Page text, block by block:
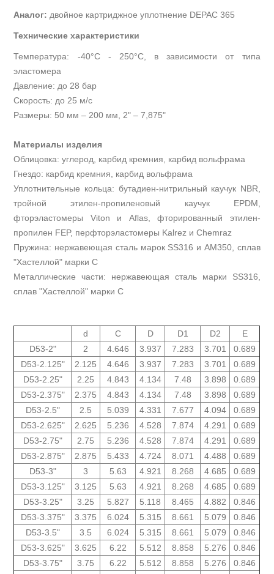
Аналог: двойное картриджное уплотнение DEPAC 365
Технические характеристики
Температура: -40°С - 250°С, в зависимости от типа
эластомера
Давление: до 28 бар
Скорость: до 25 м/с
Размеры: 50 мм – 200 мм, 2" – 7,875"
Материалы изделия
Облицовка: углерод, карбид кремния, карбид вольфрама
Гнездо: карбид кремния, карбид вольфрама
Уплотнительные кольца: бутадиен-нитрильный каучук NBR,
тройной этилен-пропиленовый каучук EPDM,
фторэластомеры Viton и Aflas, фторированный этилен-
пропилен FEP, перфторэластомеры Kalrez и Chemraz
Пружина: нержавеющая сталь марок SS316 и AM350, сплав
"Хастеллой" марки С
Металлические части: нержавеющая сталь марки SS316,
сплав "Хастеллой" марки С
d C D D1 D2
E
"2-D53
2 4.646 3.937 7.283 3.701
0.689
D53-2.125"
2.125 4.646 3.937 7.283 3.701
0.689
D53-2.25"
2.25 4.843 4.134 7.48 3.898
0.689
D53-2.375"
2.375 4.843 4.134 7.48 3.898
0.689
D53-2.5"
2.5 5.039 4.331 7.677 4.094
0.689
D53-2.625"
2.625 5.236 4.528 7.874 4.291
0.689
D53-2.75"
2.75 5.236 4.528 7.874 4.291
0.689
D53-2.875"
2.875 5.433 4.724 8.071 4.488
0.689
D53-3"
3 5.63 4.921 8.268 4.685
0.689
D53-3.125"
3.125 5.63 4.921 8.268 4.685
0.689
D53-3.25"
3.25 5.827 5.118 8.465 4.882
0.846
D53-3.375"
3.375 6.024 5.315 8.661 5.079
0.846
D53-3.5"
3.5 6.024 5.315 8.661 5.079
0.846
D53-3.625"
3.625 6.22 5.512 8.858 5.276
0.846
D53-3.75"
3.75 6.22 5.512 8.858 5.276
0.846